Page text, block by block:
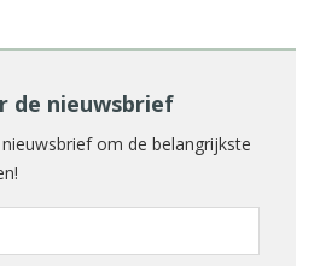
de nieuwsbrief
om de belangrijkste